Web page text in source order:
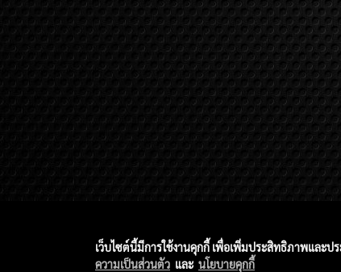
เว็บไซต์นี้มีการใช้งานคุกกี้ เพื่อเพิ่มประสิทธิภาพและป
ความเป็นส่วนตัว และ นโยบายคุกกี้